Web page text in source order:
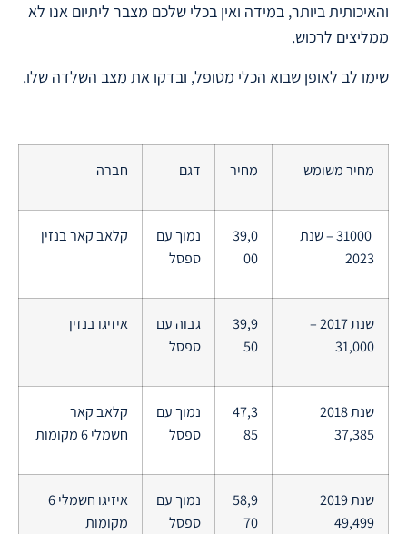
והאיכותית ביותר, במידה ואין בכלי שלכם מצבר ליתיום אנו לא
ממליצים לרכוש.
שימו לב לאופן שבוא הכלי מטופל, ובדקו את מצב השלדה שלו.
מחיר משומש מחיר דגם חברה
31000 – שנת
2023
39,0
00
נמוך עם
ספסל
קלאב קאר בנזין
שנת 2017 –
31,000
39,9
50
גבוה עם
ספסל
איזיגו בנזין
שנת 2018
37,385
47,3
85
נמוך עם
ספסל
קלאב קאר
חשמלי 6 מקומות
שנת 2019
49,499
58,9
70
נמוך עם
ספסל
איזיגו חשמלי 6
מקומות